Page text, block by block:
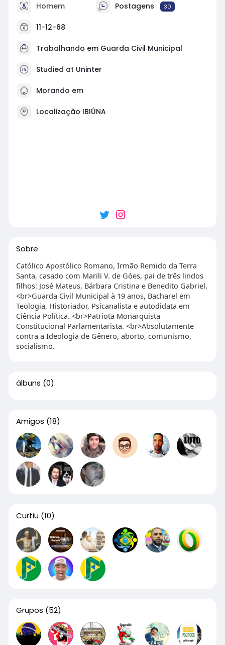
Homem Postagens 30
11-12-68
Trabalhando em Guarda Civil Municipal
Studied at Uninter
Morando em
Localização IBIÚNA
Sobre
Católico Apostólico Romano, Irmão Remido da Terra
Santa, casado com Marili V. de Góes, pai de três lindos
filhos: José Mateus, Bárbara Cristina e Benedito Gabriel.
<br>Guarda Civil Municipal à 19 anos, Bacharel em
Teologia, Historiador, Psicanalista e autodidata em
Ciência Política. <br>Patriota Monarquista
Constitucional Parlamentarista. <br>Absolutamente
contra a Ideologia de Gênero, aborto, comunismo,
socialismo.
álbuns (0)
Amigos (18)
Curtiu (10)
Grupos (52)